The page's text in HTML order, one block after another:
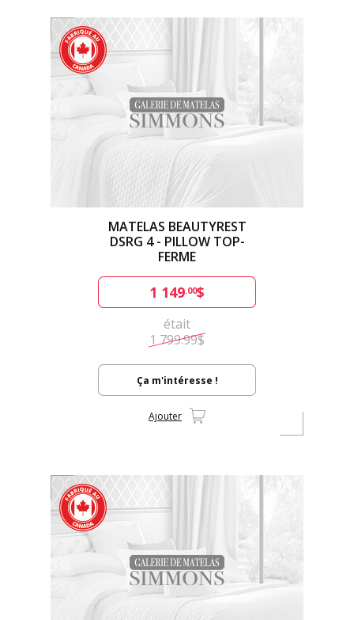
MATELAS BEAUTYREST
DSRG 4 - PILLOW TOP-
FERME
1 149.00$
était
1 799.99$
Ça m'intéresse !
Ajouter